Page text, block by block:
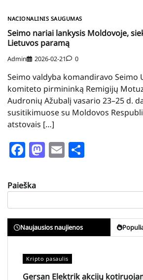
NACIONALINIS SAUGUMAS
Seimo nariai lankysis Moldovoje,
Lietuvos paramą
Admin 2026-02-21 0
Seimo valdyba komandiravo Seimo
komiteto pirmininką Remigijų
Audronių Ažubalį vasario 23–25 d.
susitikimuose su Moldovos
atstovais […]
Facebook
Mastodon
Email
Paieška
Naujausios naujienos
Kripto pasaulis
Gersan Elektrik akcijų